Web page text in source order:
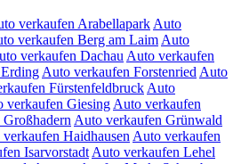
verkaufen Arabellapark Auto
verkaufen Berg am Laim Auto
verkaufen Dachau Auto verkaufen
Auto verkaufen Forstenried Auto
Fürstenfeldbruck Auto
verkaufen Giesing Auto verkaufen
Auto verkaufen Grünwald
Haidhausen Auto verkaufen
Isarvorstadt Auto verkaufen Lehel